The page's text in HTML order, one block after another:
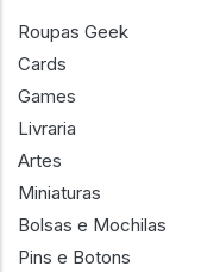
Roupas Geek
Cards
Games
Livraria
Artes
Miniaturas
Bolsas e Mochilas
Pins e Botons